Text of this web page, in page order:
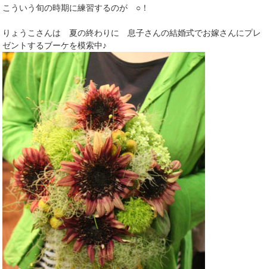
こういう旬の時期に練習するのが ○！
りょうこさんは 夏の終わりに 息子さんの結婚式でお嫁さんにプレ
ゼントするブーケを模索中♪